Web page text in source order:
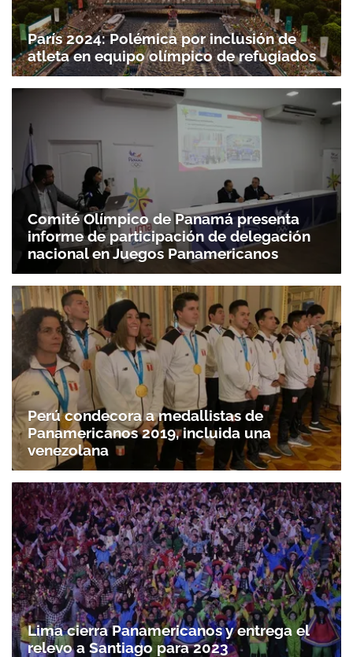
París 2024: Polémica por inclusión de
atleta en equipo olímpico de refugiados
Comité Olímpico de Panamá presenta
informe de participación de delegación
nacional en Juegos Panamericanos
Perú condecora a medallistas de
Panamericanos 2019, incluida una
venezolana
Lima cierra Panamericanos y entrega el
relevo a Santiago para 2023